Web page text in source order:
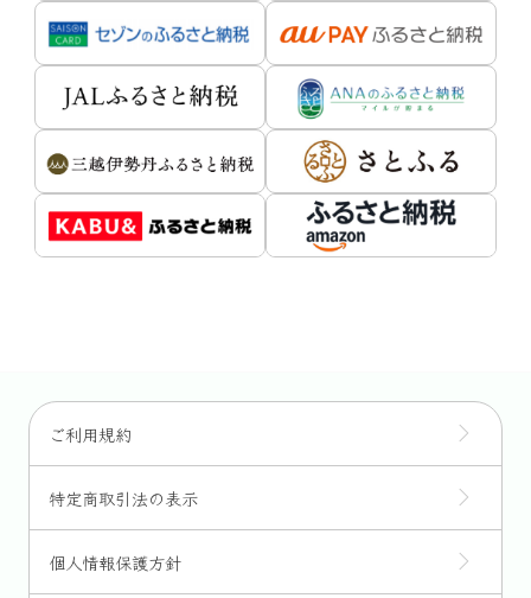
ご利用規約
特定商取引法の表示
個人情報保護方針